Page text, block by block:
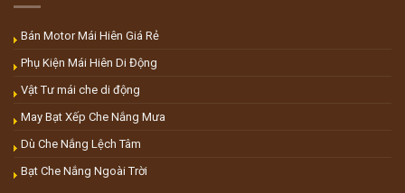
Bán Motor Mái Hiên Giá Rẻ
Phụ Kiện Mái Hiên Di Động
Vật Tư mái che di động
May Bạt Xếp Che Nắng Mưa
Dù Che Nắng Lệch Tâm
Bạt Che Nắng Ngoài Trời